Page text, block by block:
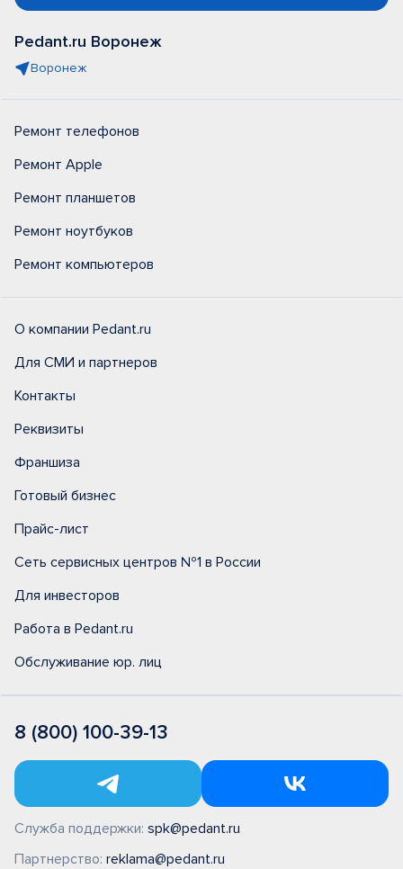
Pedant.ru Воронеж
Воронеж
Ремонт телефонов
Ремонт Apple
Ремонт планшетов
Ремонт ноутбуков
Ремонт компьютеров
О компании Pedant.ru
Для СМИ и партнеров
Контакты
Реквизиты
Франшиза
Готовый бизнес
Прайс-лист
Сеть сервисных центров №1 в России
Для инвесторов
Работа в Pedant.ru
Обслуживание юр. лиц
8 (800) 100-39-13
Служба поддержки: spk@pedant.ru
Партнерство: reklama@pedant.ru